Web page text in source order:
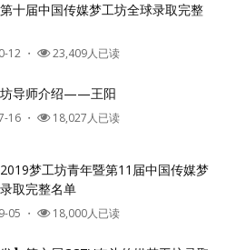
第十届中国传媒梦工坊全球录取完整
12 ・ 23,409人已读
坊导师介绍——王阳
16 ・ 18,027人已读
2019梦工坊青年暨第11届中国传媒梦
取完整名单
05 ・ 18,000人已读